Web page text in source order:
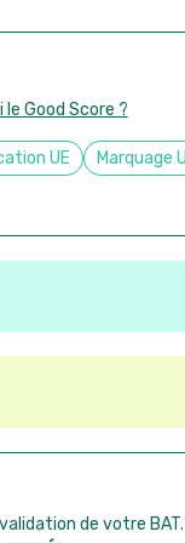
le Good Score ?
UE Marquage
fabriqué à partir
plus facilement
du produit n'entre
vous pouvez
par carte
sur facture
de votre BAT.